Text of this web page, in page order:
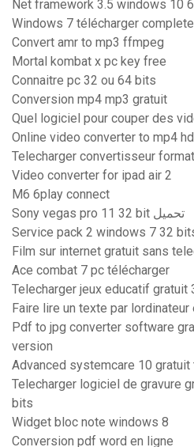
Net framework 3.5 windows 10
Windows 7 télécharger
Convert amr to mp3 ffmpeg
Mortal kombat x pc key free
Connaitre pc 32 ou 64 bits
Conversion mp4 mp3 gratuit
Quel logiciel pour couper des
Online video converter to mp4
Telecharger convertisseur
Video converter for ipad air 2
M6 6play connect
Sony vegas pro 11 32 bit تحميل
Service pack 2 windows 7 32
Film sur internet gratuit sans
Ace combat 7 pc télécharger
Telecharger jeux educatif gratuit
Faire lire un texte par lordinateur
Pdf to jpg converter software
version
Advanced systemcare 10
Telecharger logiciel de gravure
bits
Widget bloc note windows 8
Conversion pdf word en ligne